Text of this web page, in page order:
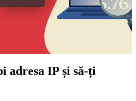
adresa IP și să-ți